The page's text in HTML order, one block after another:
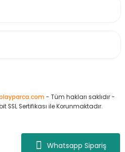
Whatsapp Sipariş
- Tüm hakları saklıdır -
SSL Sertifikası ile Korunmaktadır.